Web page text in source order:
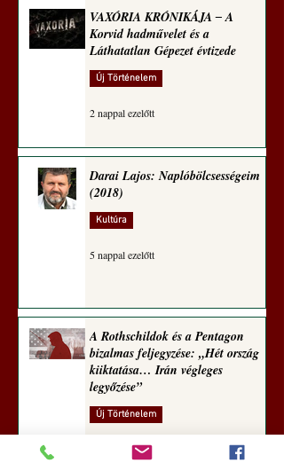
VAXÓRIA KRÓNIKÁJA ‒ A
Korvid hadművelet és a
Láthatatlan Gépezet évtizede
Új Történelem
2 nappal ezelőtt
Darai Lajos: Naplóbölcsességeim
(2018)
Kultúra
5 nappal ezelőtt
A Rothschildok és a Pentagon
bizalmas feljegyzése: „Hét ország
kiiktatása… Irán végleges
legyőzése”
Új Történelem
6 nappal ezelőtt